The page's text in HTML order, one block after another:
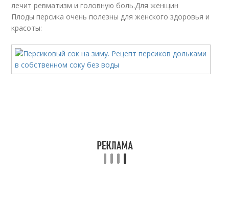
лечит ревматизм и головную боль.Для женщин
Плоды персика очень полезны для женского здоровья и
красоты: